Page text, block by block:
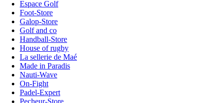
Espace Golf
Foot-Store
Galop-Store
Golf and co
Handball-Store
House of rugby
La sellerie de Maé
Made in Paradis
Nauti-Wave
On-Fight
Padel-Expert